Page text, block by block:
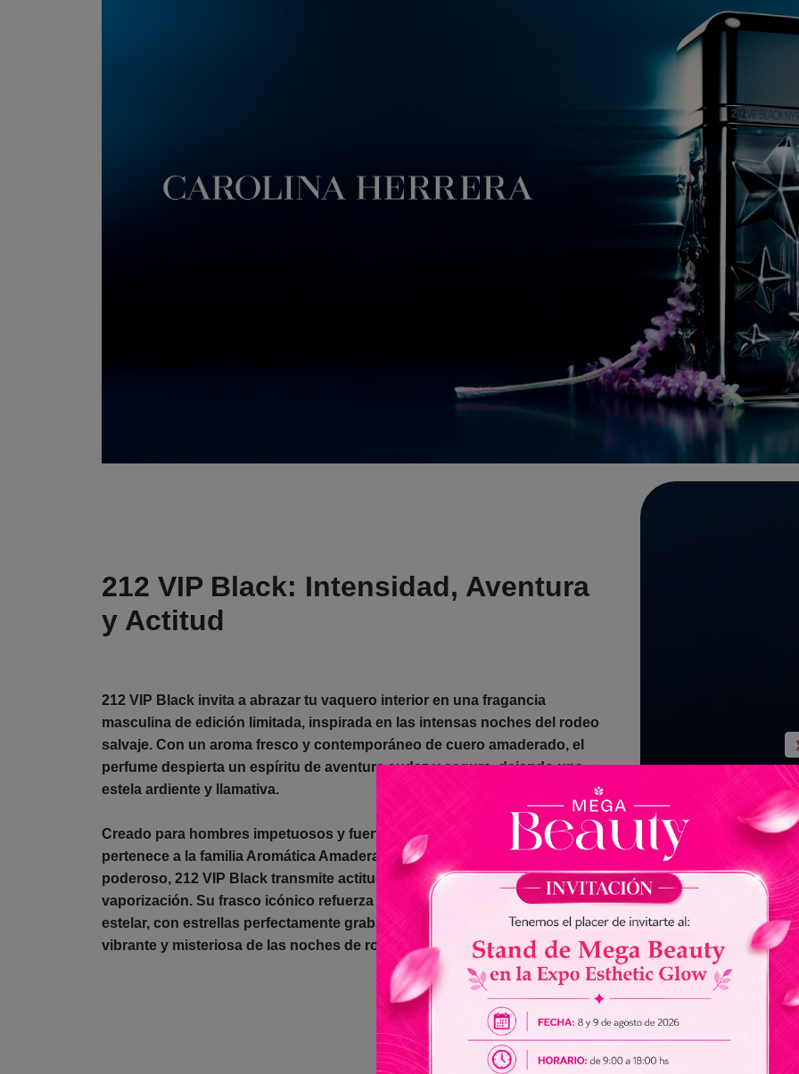
212 VIP Black: Intensidad, Aventura
y Actitud
212 VIP Black invita a abrazar tu vaquero interior en una fragancia
masculina de edición limitada, inspirada en las intensas noches del rodeo
salvaje. Con un aroma fresco y contemporáneo de cuero amaderado, el
perfume despierta un espíritu de aventura audaz y segura, dejando una
estela ardiente y llamativa.
Creado para hombres impetuosos y fuertes, es ideal para la noche y
pertenece a la familia Aromática Amaderada Cuero. Estimulante y
poderoso, 212 VIP Black transmite actitud e intensidad en cada
vaporización. Su frasco icónico refuerza este concepto con un toque
estelar, con estrellas perfectamente grabadas que evocan la atmósfera
vibrante y misteriosa de las noches de rodeo.